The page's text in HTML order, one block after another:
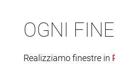
OGNI
Realizziamo finestre in